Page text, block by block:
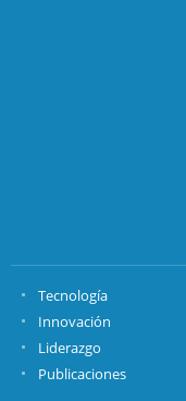
Tecnología
Innovación
Liderazgo
Publicaciones